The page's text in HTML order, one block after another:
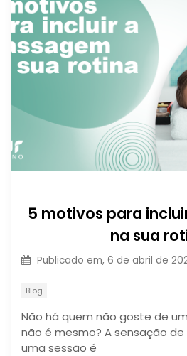
5 motivos para
na sua
Publicado em, 6 de abril de
Blog
Não há quem não goste de
não é mesmo? A sensação
uma sessão é